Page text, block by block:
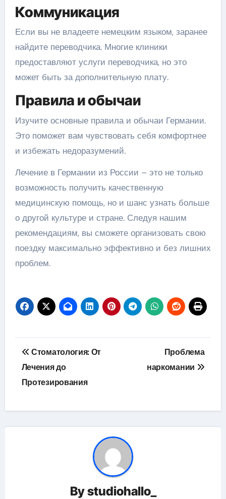
Коммуникация
Если вы не владеете немецким языком, заранее
найдите переводчика. Многие клиники
предоставляют услуги переводчика, но это
может быть за дополнительную плату.
Правила и обычаи
Изучите основные правила и обычаи Германии.
Это поможет вам чувствовать себя комфортнее
и избежать недоразумений.
Лечение в Германии из России – это не только
возможность получить качественную
медицинскую помощь, но и шанс узнать больше
о другой культуре и стране. Следуя нашим
рекомендациям, вы сможете организовать свою
поездку максимально эффективно и без лишних
проблем.
Навигация
по
записям
Стоматология: От
Лечения до
Протезирования
Проблема
наркомании
Bystudiohallo_